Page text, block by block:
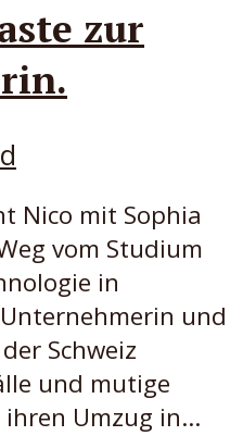
zur
Nico mit Sophia
vom Studium
in
und
Schweiz
und mutige
Umzug in...